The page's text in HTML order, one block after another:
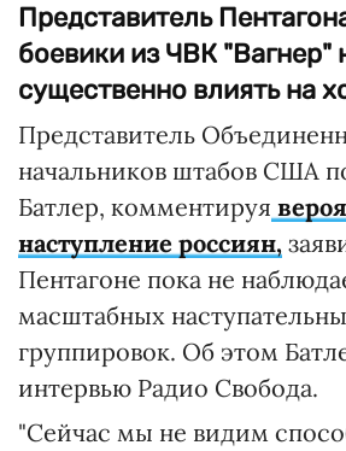
Представитель
боевики из ЧВК "Вагнер"
существенно влиять на
Представитель
начальников штабов США
Батлер, комментируя
наступление россиян,
Пентагоне пока не
масштабных
группировок. Об этом
интервью Радио Свобода.
"Сейчас мы не видим